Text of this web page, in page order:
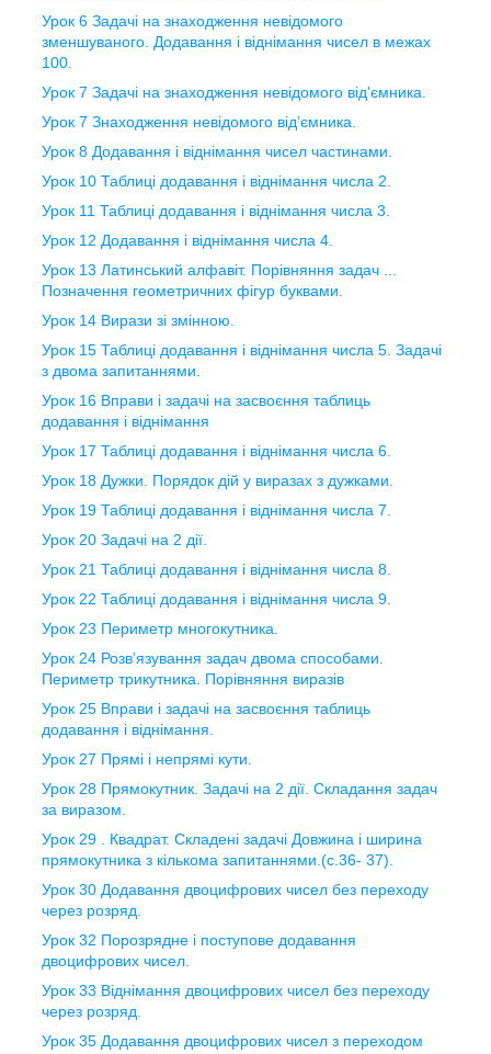
Урок 6 Задачі на знаходження невідомого
зменшуваного. Додавання і віднімання чисел в межах
100.
Урок 7 Задачі на знаходження невідомого від'ємника.
Урок 7 Знаходження невідомого від’ємника.
Урок 8 Додавання і віднімання чисел частинами.
Урок 10 Таблиці додавання і віднімання числа 2.
Урок 11 Таблиці додавання і віднімання числа 3.
Урок 12 Додавання і віднімання числа 4.
Урок 13 Латинський алфавіт. Порівняння задач ...
Позначення геометричних фігур буквами.
Урок 14 Вирази зі змінною.
Урок 15 Таблиці додавання і віднімання числа 5. Задачі
з двома запитаннями.
Урок 16 Вправи і задачі на засвоєння таблиць
додавання і віднімання
Урок 17 Таблиці додавання і віднімання числа 6.
Урок 18 Дужки. Порядок дій у виразах з дужками.
Урок 19 Таблиці додавання і віднімання числа 7.
Урок 20 Задачі на 2 дії.
Урок 21 Таблиці додавання і віднімання числа 8.
Урок 22 Таблиці додавання і віднімання числа 9.
Урок 23 Периметр многокутника.
Урок 24 Розв’язування задач двома способами.
Периметр трикутника. Порівняння виразів
Урок 25 Вправи і задачі на засвоєння таблиць
додавання і віднімання.
Урок 27 Прямі і непрямі кути.
Урок 28 Прямокутник. Задачі на 2 дії. Складання задач
за виразом.
Урок 29 . Квадрат. Складені задачі Довжина і ширина
прямокутника з кількома запитаннями.(с.36- 37).
Урок 30 Додавання двоцифрових чисел без переходу
через розряд.
Урок 32 Порозрядне і поступове додавання
двоцифрових чисел.
Урок 33 Віднімання двоцифрових чисел без переходу
через розряд.
Урок 35 Додавання двоцифрових чисел з переходом